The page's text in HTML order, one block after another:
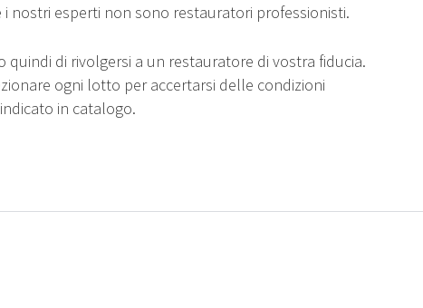
nostri esperti non sono restauratori professionisti.
di rivolgersi a un restauratore di vostra fiducia.
ogni lotto per accertarsi delle condizioni
in catalogo.